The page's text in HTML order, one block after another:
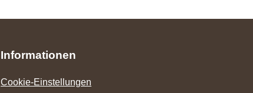
Informationen
Cookie-Einstellungen